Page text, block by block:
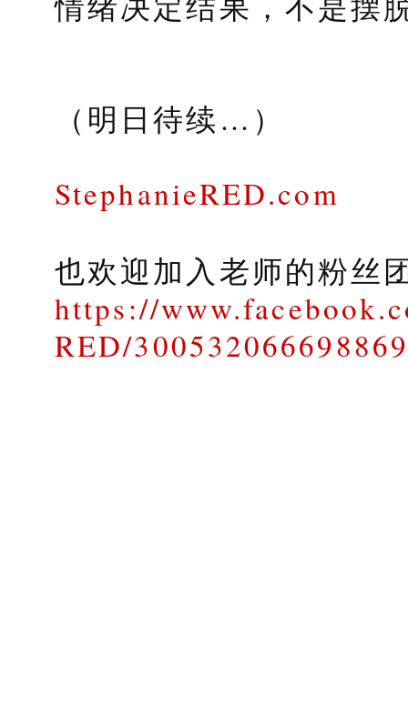
（明日待续…）
StephanieRED.com
也欢迎加入老师的粉丝
https://
RED/300532066698869